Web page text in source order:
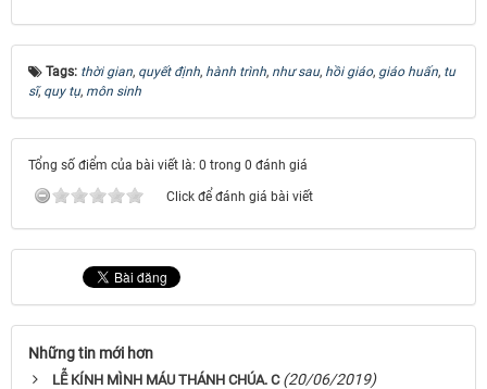
Tags: thời gian, quyết định, hành trình, như sau, hồi giáo, giáo huấn, tu
sĩ, quy tụ, môn sinh
Tổng số điểm của bài viết là: 0 trong 0 đánh giá
Click để đánh giá bài viết
Những tin mới hơn
LỄ KÍNH MÌNH MÁU THÁNH CHÚA. C (20/06/2019)